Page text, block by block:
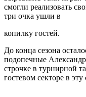
смогли реализовать
три очка ушли в
копилку гостей.
До конца сезона
подопечные
строчке в турнирной
гостевом секторе в эту